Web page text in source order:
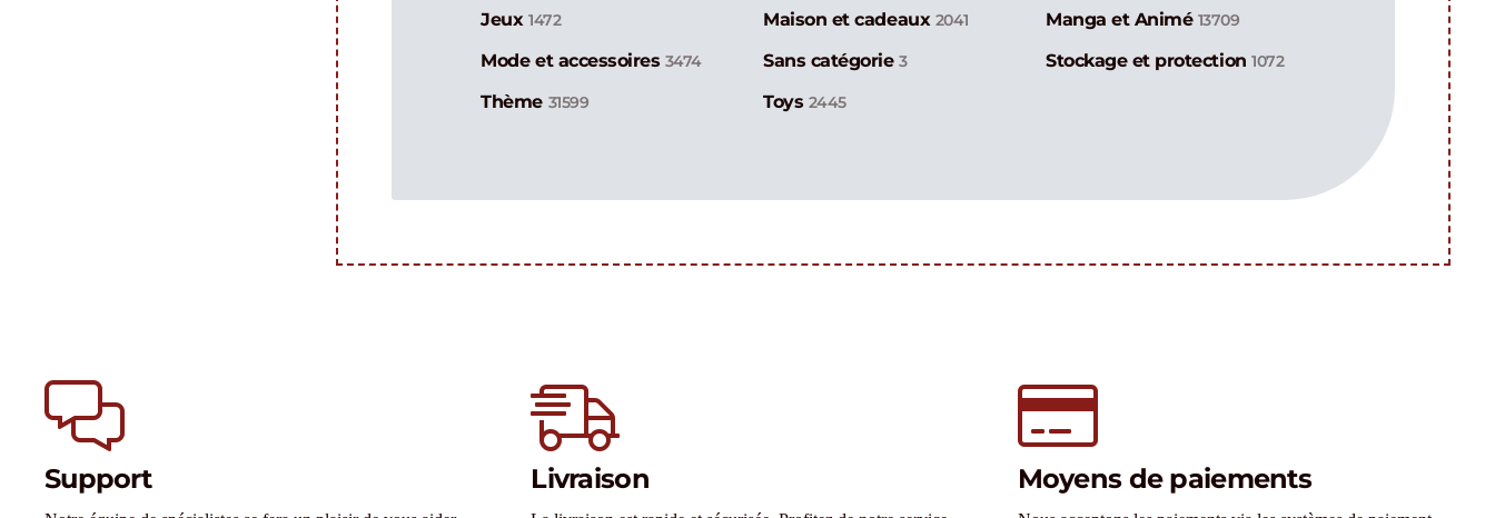
Jeux 1472 Maison et cadeaux 2041 Manga et Animé 13709
Mode et accessoires 3474 Sans catégorie3 Stockage et protection1072
Thème 31599 Toys 2445
Support Livraison Moyens de paiements